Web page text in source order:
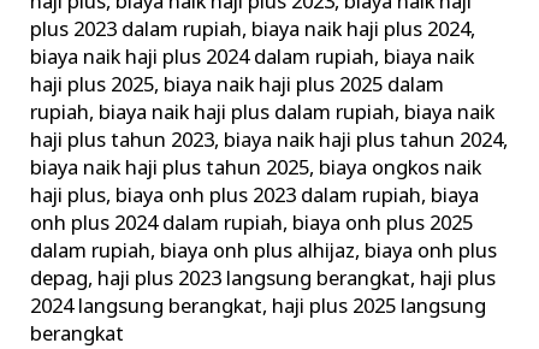
plus 2023 dalam rupiah, biaya naik haji plus 2024,
biaya naik haji plus 2024 dalam rupiah, biaya naik
haji plus 2025, biaya naik haji plus 2025 dalam
rupiah, biaya naik haji plus dalam rupiah, biaya naik
haji plus tahun 2023, biaya naik haji plus tahun 2024,
biaya naik haji plus tahun 2025, biaya ongkos naik
haji plus, biaya onh plus 2023 dalam rupiah, biaya
onh plus 2024 dalam rupiah, biaya onh plus 2025
dalam rupiah, biaya onh plus alhijaz, biaya onh plus
depag, haji plus 2023 langsung berangkat, haji plus
2024 langsung berangkat, haji plus 2025 langsung
berangkat